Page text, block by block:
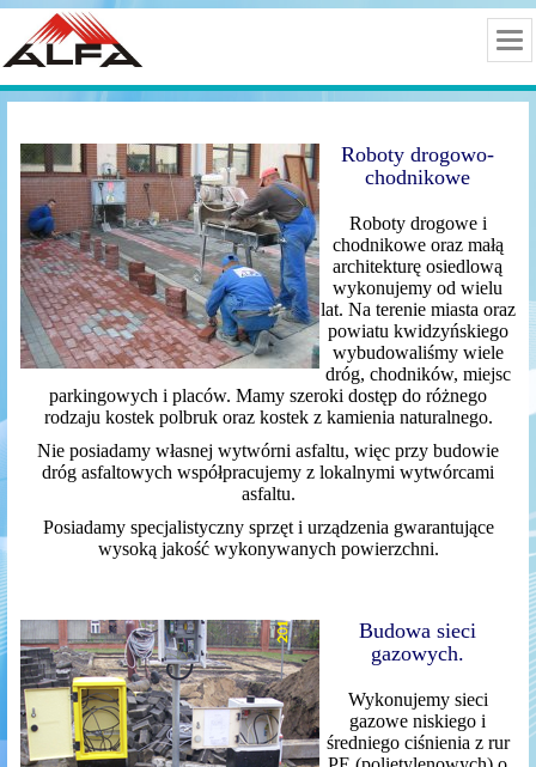
Roboty drogowo-
chodnikowe
Roboty drogowe i
chodnikowe oraz małą
architekturę osiedlową
wykonujemy od wielu
lat. Na terenie miasta oraz
powiatu kwidzyńskiego
wybudowaliśmy wiele
dróg, chodników, miejsc
parkingowych i placów. Mamy szeroki dostęp do różnego
rodzaju kostek polbruk oraz kostek z kamienia naturalnego.
Nie posiadamy własnej wytwórni asfaltu, więc przy budowie
dróg asfaltowych współpracujemy z lokalnymi wytwórcami
asfaltu.
Posiadamy specjalistyczny sprzęt i urządzenia gwarantujące
wysoką jakość wykonywanych powierzchni.
Budowa sieci
gazowych.
Wykonujemy sieci
gazowe niskiego i
średniego ciśnienia z rur